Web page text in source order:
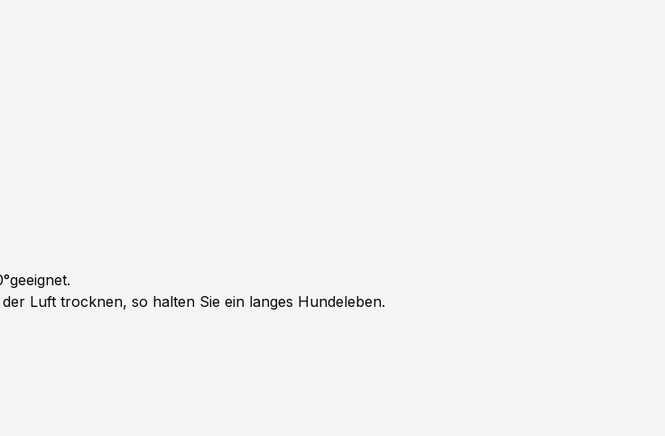
Luft trocknen, so halten Sie ein langes Hundeleben.